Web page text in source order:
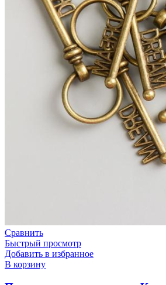
Сравнить
Быстрый просмотр
Добавить в избранное
В корзину